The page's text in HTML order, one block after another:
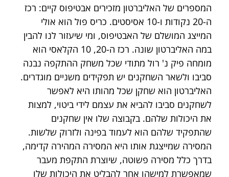
המספרים של האליברטון מזכירים אבטיפוס קיים: רכז
ה-20 נקודות ו-10 אסיסטים. כריס פול הוא אולי
המייצג המושלם של האבטיפוס, ומי שיעזור לנו להבין
במה האליברטון שונה. רכז ה-20, 10 הקלאסי הוא
מומחה פיק נ' רול מתודי שכל משחק ההתקפה נבנה
סביבו ולשאר השחקנים יש תפקידים משניים מוגדרים.
האליברטון הוא שחקן שכל מהותו היא לאפשר
לשחקנים סביבו להביא את עצמם לידי ביטוי, למצות
את היכולות שלהם. בקבוצה שלו אין שחקנים
שהתפקיד שלהם הוא לעמוד בפינה ולזרוק שלשות.
המסירה שמייצגת אותו היא המסירה המהירה קדימה,
בדרך כלל מסירה פשוטה, שיוצרת התקפת מעבר
שמאפשרת למישהו אחר להבליט את היכולות שלו